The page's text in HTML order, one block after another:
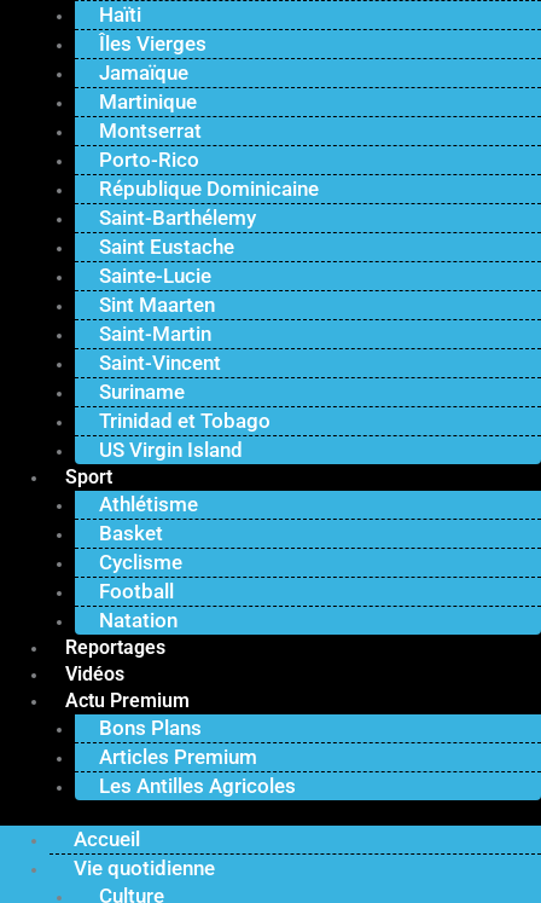
Haïti
Îles Vierges
Jamaïque
Martinique
Montserrat
Porto-Rico
République Dominicaine
Saint-Barthélemy
Saint Eustache
Sainte-Lucie
Sint Maarten
Saint-Martin
Saint-Vincent
Suriname
Trinidad et Tobago
US Virgin Island
Sport
Athlétisme
Basket
Cyclisme
Football
Natation
Reportages
Vidéos
Actu Premium
Bons Plans
Articles Premium
Les Antilles Agricoles
Accueil
Vie quotidienne
Culture